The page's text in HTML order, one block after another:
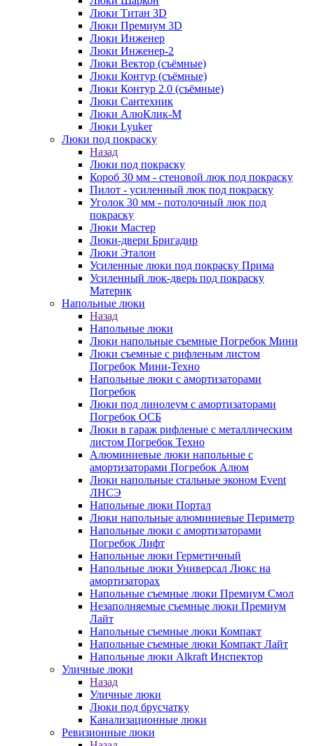
Люки Титан 3D
Люки Премиум 3D
Люки Инженер
Люки Инженер-2
Люки Вектор (съёмные)
Люки Контур (съёмные)
Люки Контур 2.0 (съёмные)
Люки Сантехник
Люки АлюКлик-М
Люки Lyuker
Люки под покраску
Назад
Люки под покраску
Короб 30 мм - стеновой люк под покраску
Пилот - усиленный люк под покраску
Уголок 30 мм - потолочный люк под
покраску
Люки Мастер
Люки-двери Бригадир
Люки Эталон
Усиленные люки под покраску Прима
Усиленный люк-дверь под покраску
Материк
Напольные люки
Назад
Напольные люки
Люки напольные съемные Погребок Мини
Люки съемные с рифленым листом
Погребок Мини-Техно
Напольные люки с амортизаторами
Погребок
Люки под линолеум с амортизаторами
Погребок ОСБ
Люки в гараж рифленые с металлическим
листом Погребок Техно
Алюминиевые люки напольные с
амортизаторами Погребок Алюм
Люки напольные стальные эконом Event
ЛНСЭ
Напольные люки Портал
Люки напольные алюминиевые Периметр
Напольные люки с амортизаторами
Погребок Лифт
Напольные люки Герметичный
Напольные люки Универсал Люкс на
амортизаторах
Напольные съемные люки Премиум Смол
Незаполняемые съемные люки Премиум
Лайт
Напольные съемные люки Компакт
Напольные съемные люки Компакт Лайт
Напольные люки Alkraft Инспектор
Уличные люки
Назад
Уличные люки
Люки под брусчатку
Канализационные люки
Ревизионные люки